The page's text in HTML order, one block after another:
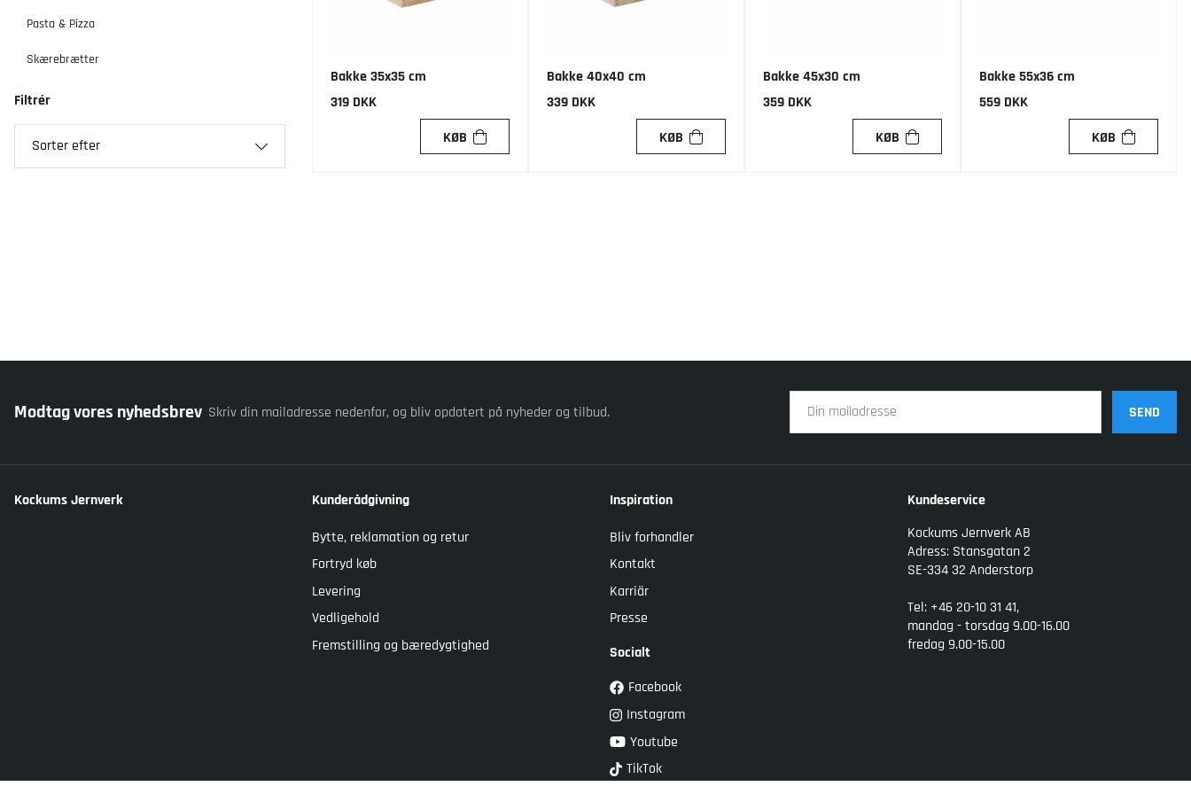
Pasta & Pizza
Skærebrætter
Filtrér
Sorter efter
Bakke 35x35 cm
319 DKK
KØB
Bakke 40x40 cm
339 DKK
KØB
Bakke 45x30 cm
359 DKK
KØB
Bakke 55x36 cm
559 DKK
KØB
Modtag vores nyhedsbrev Skriv din mailadresse nedenfor, og bliv opdatert på nyheder og tilbud. SEND
Kockums Jernverk
Kunderådgivning
Bytte, reklamation og retur
Fortryd køb
Levering
Vedligehold
Fremstilling og bæredygtighed
Inspiration
Bliv forhandler
Kontakt
Karriär
Presse
Socialt
Facebook
Instagram
Youtube
TikTok
Kundeservice
Kockums Jernverk AB
Adress: Stansgatan 2
SE-334 32 Anderstorp
Tel: +46 20-10 31 41,
mandag - torsdag 9.00-16.00
fredag 9.00-15.00